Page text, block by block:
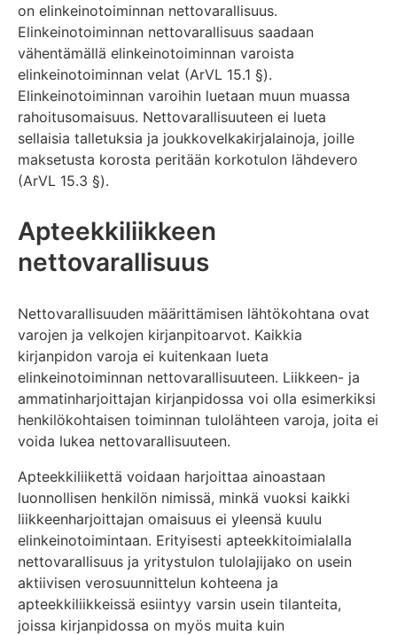
on elinkeinotoiminnan nettovarallisuus.
Elinkeinotoiminnan nettovarallisuus saadaan
vähentämällä elinkeinotoiminnan varoista
elinkeinotoiminnan velat (ArVL 15.1 §).
Elinkeinotoiminnan varoihin luetaan muun muassa
rahoitusomaisuus. Nettovarallisuuteen ei lueta
sellaisia talletuksia ja joukkovelkakirjalainoja, joille
maksetusta korosta peritään korkotulon lähdevero
(ArVL 15.3 §).
Apteekkiliikkeen
nettovarallisuus
Nettovarallisuuden määrittämisen lähtökohtana ovat
varojen ja velkojen kirjanpitoarvot. Kaikkia
kirjanpidon varoja ei kuitenkaan lueta
elinkeinotoiminnan nettovarallisuuteen. Liikkeen- ja
ammatinharjoittajan kirjanpidossa voi olla esimerkiksi
henkilökohtaisen toiminnan tulolähteen varoja, joita ei
voida lukea nettovarallisuuteen.
Apteekkiliikettä voidaan harjoittaa ainoastaan
luonnollisen henkilön nimissä, minkä vuoksi kaikki
liikkeenharjoittajan omaisuus ei yleensä kuulu
elinkeinotoimintaan. Erityisesti apteekkitoimialalla
nettovarallisuus ja yritystulon tulolajijako on usein
aktiivisen verosuunnittelun kohteena ja
apteekkiliikkeissä esiintyy varsin usein tilanteita,
joissa kirjanpidossa on myös muita kuin